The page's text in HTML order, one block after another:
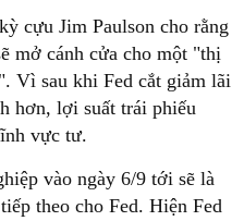
cựu Jim Paulson cho rằng
mở cánh cửa cho một "thị
Vì sau khi Fed cắt giảm lãi
hơn, lợi suất trái phiếu
vực tư.
vào ngày 6/9 tới sẽ là
theo cho Fed. Hiện Fed